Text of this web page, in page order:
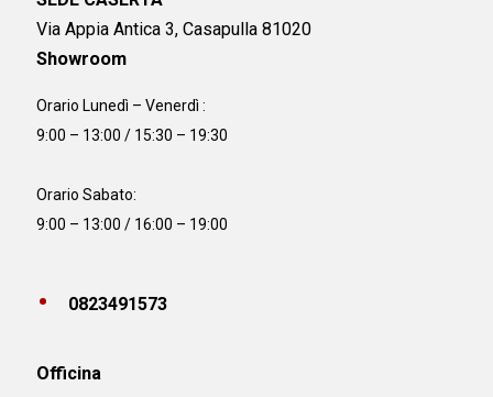
Via Appia Antica 3, Casapulla 81020
Showroom
Orario Lunedì – Venerdì :
9:00 – 13:00 / 15:30 – 19:30
Orario Sabato:
9:00 – 13:00 / 16:00 – 19:00
0823491573
Officina